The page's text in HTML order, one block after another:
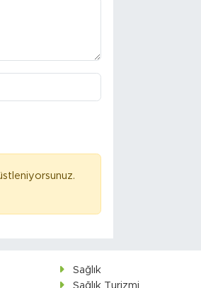
Sağlık
Sağlık Turizmi